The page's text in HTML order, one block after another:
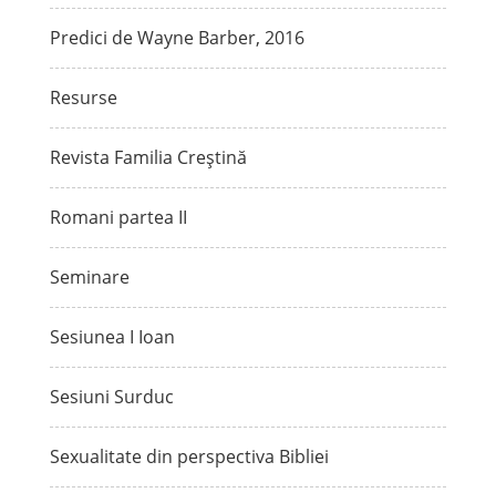
Predici de Wayne Barber, 2016
Resurse
Revista Familia Creștină
Romani partea II
Seminare
Sesiunea I Ioan
Sesiuni Surduc
Sexualitate din perspectiva Bibliei